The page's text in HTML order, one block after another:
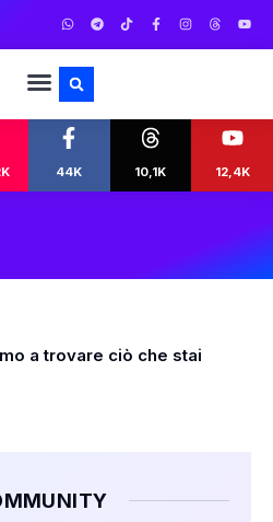
44K 10,1K 12,4K
a trovare ciò che stai